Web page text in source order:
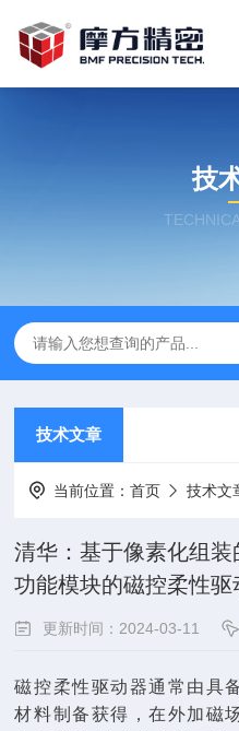
技
技术文章
当前位置：首页 技术文
清华：基于像素化组
功能模块的磁控柔性驱
更新时间：2024-03-11
磁控柔性驱动器通常由具
材料制备获得，在外加磁